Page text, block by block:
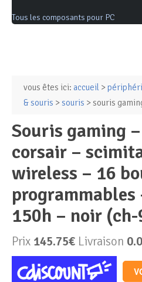
Tous les composants pour PC
Ordinateurs &
PC de bureau
Mini PC
PC Tout-en-un
PC en kit
Boitier PC
Carte graphique
Carte mère
Périphériques
Clavier & Souris
Ecran PC
Imprimante
vous êtes ici: accueil >
& souris > souris > souris
souris gaming – sans fil –
corsair –
wireless – 16
150h – noir
Prix 145.75€ Livraison